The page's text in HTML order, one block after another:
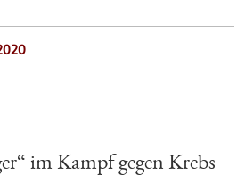
im Kampf gegen Krebs